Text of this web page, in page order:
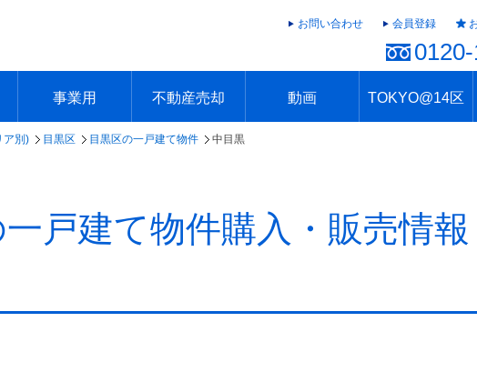
お問い合わせ 会員登録
件
件
事業用
エリアで探す
沿線で探す
本日の新着物件
今週の新着物件
不動産売却
不動産売却トップ
簡単無料査定
不動産売却の流れ
不動産売却 Q&A
海外からの不動産売買
動画 TOKYO@14区
ア別) 目黒区 目黒区の一戸建て物件 中目黒
戸建て物件購入・販売情報